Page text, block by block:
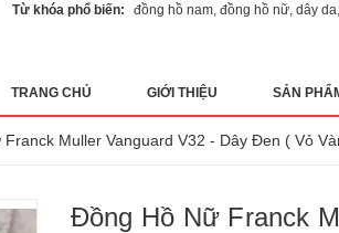
Từ khóa phổ biến: đồng hồ nam đồng hồ nữ dây da
TRANG CHỦ GIỚI THIỆU SẢN
Muller Vanguard V32 - Dây Đen ( Vỏ
Đồng Hồ Nữ Franck